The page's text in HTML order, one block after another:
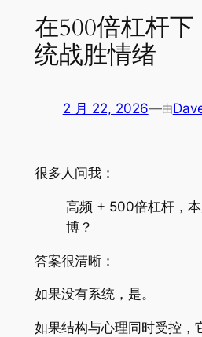
在500倍杠杆
统战胜情绪
2 月 22, 2026—由
很多人问我：
高频 + 500倍杠杆，
博？
答案很清晰：
如果没有系统，是。
如果结构与心理同时受控，